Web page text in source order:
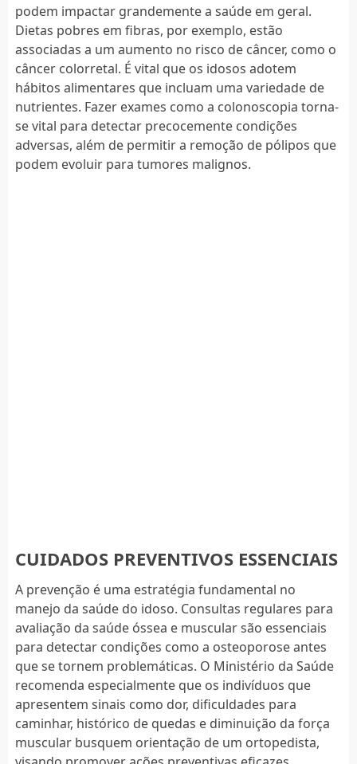
podem impactar grandemente a saúde em geral.
Dietas pobres em fibras, por exemplo, estão
associadas a um aumento no risco de câncer, como o
câncer colorretal. É vital que os idosos adotem
hábitos alimentares que incluam uma variedade de
nutrientes. Fazer exames como a colonoscopia torna-
se vital para detectar precocemente condições
adversas, além de permitir a remoção de pólipos que
podem evoluir para tumores malignos.
CUIDADOS PREVENTIVOS ESSENCIAIS
A prevenção é uma estratégia fundamental no
manejo da saúde do idoso. Consultas regulares para
avaliação da saúde óssea e muscular são essenciais
para detectar condições como a osteoporose antes
que se tornem problemáticas. O Ministério da Saúde
recomenda especialmente que os indivíduos que
apresentem sinais como dor, dificuldades para
caminhar, histórico de quedas e diminuição da força
muscular busquem orientação de um ortopedista,